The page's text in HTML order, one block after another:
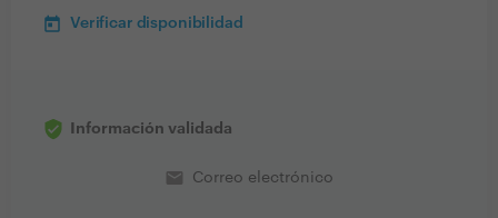
Verificar disponibilidad
Información validada
email Correo electrónico